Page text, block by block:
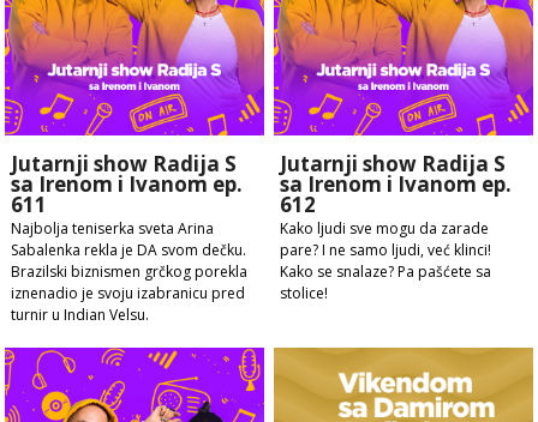
Jutarnji show Radija S
sa Irenom i Ivanom ep.
611
Najbolja teniserka sveta Arina
Sabalenka rekla je DA svom dečku.
Brazilski biznismen grčkog porekla
iznenadio je svoju izabranicu pred
turnir u Indian Velsu.
Jutarnji show Radija S
sa Irenom i Ivanom ep.
612
Kako ljudi sve mogu da zarade
pare? I ne samo ljudi, već klinci!
Kako se snalaze? Pa pašćete sa
stolice!